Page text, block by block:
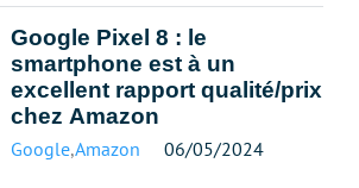
Google Pixel 8 : le
smartphone est à un
excellent rapport qualité/prix
chez Amazon
Google,Amazon 06/05/2024